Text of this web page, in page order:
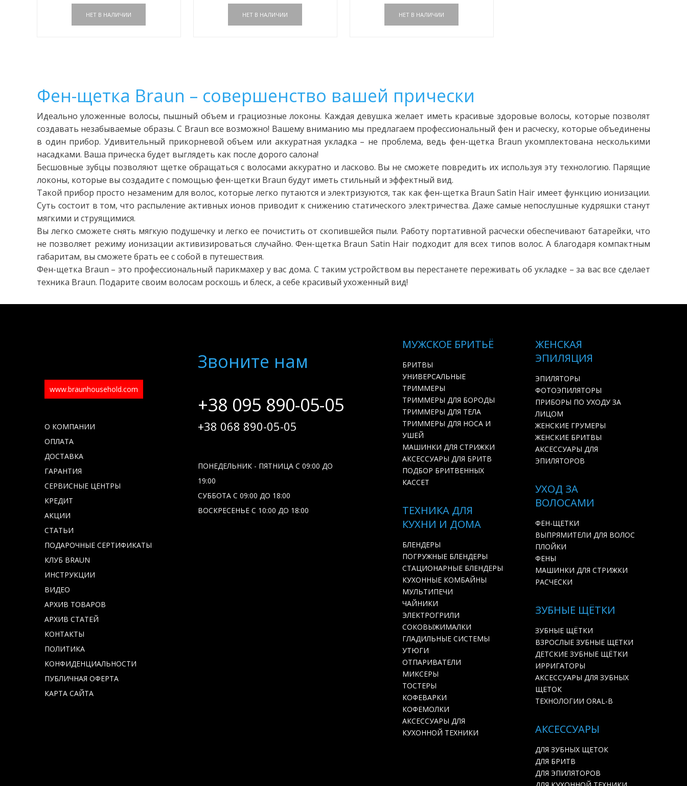
Фен-щетка Braun – совершенство вашей прически
Идеально уложенные волосы, пышный объем и грациозные локоны. Каждая девушка желает иметь красивые здоровые волосы, которые позволят
создавать незабываемые образы. С Braun все возможно! Вашему вниманию мы предлагаем профессиональный фен и расческу, которые объединены
в один прибор. Удивительный прикорневой объем или аккуратная укладка – не проблема, ведь фен-щетка Braun укомплектована несколькими
насадками. Ваша прическа будет выглядеть как после дорого салона!
Бесшовные зубцы позволяют щетке обращаться с волосами аккуратно и ласково. Вы не сможете повредить их используя эту технологию. Парящие
локоны, которые вы создадите с помощью фен-щетки Braun будут иметь стильный и эффектный вид.
Такой прибор просто незаменим для волос, которые легко путаются и электризуются, так как фен-щетка Braun Satin Hair имеет функцию ионизации.
Суть состоит в том, что распыление активных ионов приводит к снижению статического электричества. Даже самые непослушные кудряшки станут
мягкими и струящимися.
Вы легко сможете снять мягкую подушечку и легко ее почистить от скопившейся пыли. Работу портативной расчески обеспечивают батарейки, что
не позволяет режиму ионизации активизироваться случайно. Фен-щетка Braun Satin Hair подходит для всех типов волос. А благодаря компактным
габаритам, вы сможете брать ее с собой в путешествия.
Фен-щетка Braun – это профессиональный парикмахер у вас дома. С таким устройством вы перестанете переживать об укладке – за вас все сделает
техника Braun. Подарите своим волосам роскошь и блеск, а себе красивый ухоженный вид!
www.braunhousehold.com
О КОМПАНИИ
ОПЛАТА
ДОСТАВКА
ГАРАНТИЯ
СЕРВИСНЫЕ ЦЕНТРЫ
КРЕДИТ
АКЦИИ
СТАТЬИ
ПОДАРОЧНЫЕ СЕРТИФИКАТЫ
КЛУБ BRAUN
ИНСТРУКЦИИ
ВИДЕО
АРХИВ ТОВАРОВ
АРХИВ СТАТЕЙ
КОНТАКТЫ
ПОЛИТИКА
КОНФИДЕНЦИАЛЬНОСТИ
ПУБЛИЧНАЯ ОФЕРТА
КАРТА САЙТА
Звоните нам
+38 095 890-05-05
+38 068 890-05-05
ПОНЕДЕЛЬНИК - ПЯТНИЦА С 09:00 ДО
19:00
СУББОТА С 09:00 ДО 18:00
ВОСКРЕСЕНЬЕ С 10:00 ДО 18:00
МУЖСКОЕ БРИТЬЁ
БРИТВЫ
УНИВЕРСАЛЬНЫЕ
ТРИММЕРЫ
ТРИММЕРЫ ДЛЯ БОРОДЫ
ТРИММЕРЫ ДЛЯ ТЕЛА
ТРИММЕРЫ ДЛЯ НОСА И
УШЕЙ
МАШИНКИ ДЛЯ СТРИЖКИ
АКСЕССУАРЫ ДЛЯ БРИТВ
ПОДБОР БРИТВЕННЫХ
КАССЕТ
ЖЕНСКАЯ
ЭПИЛЯЦИЯ
ЭПИЛЯТОРЫ
ФОТОЭПИЛЯТОРЫ
ПРИБОРЫ ПО УХОДУ ЗА
ЛИЦОМ
ЖЕНСКИЕ ГРУМЕРЫ
ЖЕНСКИЕ БРИТВЫ
АКСЕССУАРЫ ДЛЯ
ЭПИЛЯТОРОВ
УХОД ЗА
ВОЛОСАМИ
ФЕН-ЩЕТКИ
ВЫПРЯМИТЕЛИ ДЛЯ ВОЛОС
ПЛОЙКИ
ФЕНЫ
МАШИНКИ ДЛЯ СТРИЖКИ
РАСЧЕСКИ
ТЕХНИКА ДЛЯ
КУХНИ И ДОМА
БЛЕНДЕРЫ
ПОГРУЖНЫЕ БЛЕНДЕРЫ
СТАЦИОНАРНЫЕ БЛЕНДЕРЫ
КУХОННЫЕ КОМБАЙНЫ
МУЛЬТИПЕЧИ
ЧАЙНИКИ
ЭЛЕКТРОГРИЛИ
СОКОВЫЖИМАЛКИ
ГЛАДИЛЬНЫЕ СИСТЕМЫ
УТЮГИ
ОТПАРИВАТЕЛИ
МИКСЕРЫ
ТОСТЕРЫ
КОФЕВАРКИ
КОФЕМОЛКИ
АКСЕССУАРЫ ДЛЯ
КУХОННОЙ ТЕХНИКИ
ЗУБНЫЕ ЩЁТКИ
ЗУБНЫЕ ЩЁТКИ
ВЗРОСЛЫЕ ЗУБНЫЕ ЩЕТКИ
ДЕТСКИЕ ЗУБНЫЕ ЩЁТКИ
ИРРИГАТОРЫ
АКСЕССУАРЫ ДЛЯ ЗУБНЫХ
ЩЕТОК
ТЕХНОЛОГИИ ORAL-B
АКСЕССУАРЫ
ДЛЯ ЗУБНЫХ ЩЕТОК
ДЛЯ БРИТВ
ДЛЯ ЭПИЛЯТОРОВ